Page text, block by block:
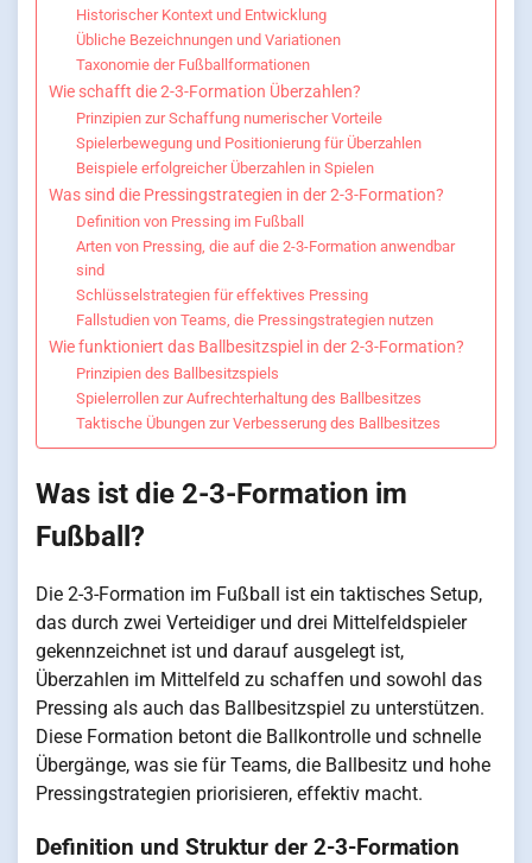
Historischer Kontext und Entwicklung
Übliche Bezeichnungen und Variationen
Taxonomie der Fußballformationen
Wie schafft die 2-3-Formation Überzahlen?
Prinzipien zur Schaffung numerischer Vorteile
Spielerbewegung und Positionierung für Überzahlen
Beispiele erfolgreicher Überzahlen in Spielen
Was sind die Pressingstrategien in der 2-3-Formation?
Definition von Pressing im Fußball
Arten von Pressing, die auf die 2-3-Formation anwendbar
sind
Schlüsselstrategien für effektives Pressing
Fallstudien von Teams, die Pressingstrategien nutzen
Wie funktioniert das Ballbesitzspiel in der 2-3-Formation?
Prinzipien des Ballbesitzspiels
Spielerrollen zur Aufrechterhaltung des Ballbesitzes
Taktische Übungen zur Verbesserung des Ballbesitzes
Was ist die 2-3-Formation im
Fußball?
Die 2-3-Formation im Fußball ist ein taktisches Setup,
das durch zwei Verteidiger und drei Mittelfeldspieler
gekennzeichnet ist und darauf ausgelegt ist,
Überzahlen im Mittelfeld zu schaffen und sowohl das
Pressing als auch das Ballbesitzspiel zu unterstützen.
Diese Formation betont die Ballkontrolle und schnelle
Übergänge, was sie für Teams, die Ballbesitz und hohe
Pressingstrategien priorisieren, effektiv macht.
Definition und Struktur der 2-3-Formation